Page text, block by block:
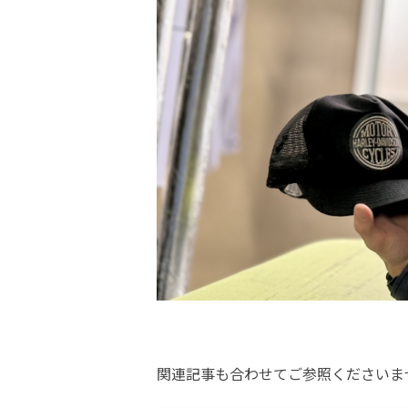
関連記事も合わせてご参照ください